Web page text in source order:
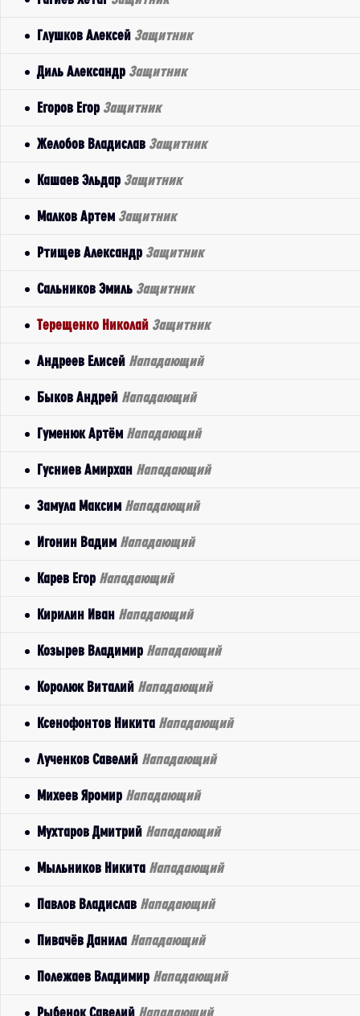
Глушков Алексей Защитник
Диль Александр Защитник
Егоров Егор Защитник
Желобов Владислав Защитник
Кашаев Эльдар Защитник
Малков Артем Защитник
Ртищев Александр Защитник
Сальников Эмиль Защитник
Терещенко Николай Защитник
Андреев Елисей Нападающий
Быков Андрей Нападающий
Гуменюк Артём Нападающий
Гусниев Амирхан Нападающий
Замула Максим Нападающий
Игонин Вадим Нападающий
Карев Егор Нападающий
Кирилин Иван Нападающий
Козырев Владимир Нападающий
Королюк Виталий Нападающий
Ксенофонтов Никита Нападающий
Лученков Савелий Нападающий
Михеев Яромир Нападающий
Мухтаров Дмитрий Нападающий
Мыльников Никита Нападающий
Павлов Владислав Нападающий
Пивачёв Данила Нападающий
Полежаев Владимир Нападающий
Рыбенок Савелий Нападающий